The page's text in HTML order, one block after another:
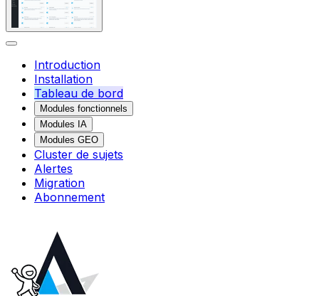
Introduction
Installation
Tableau de bord
Modules fonctionnels
Modules IA
Modules GEO
Cluster de sujets
Alertes
Migration
Abonnement